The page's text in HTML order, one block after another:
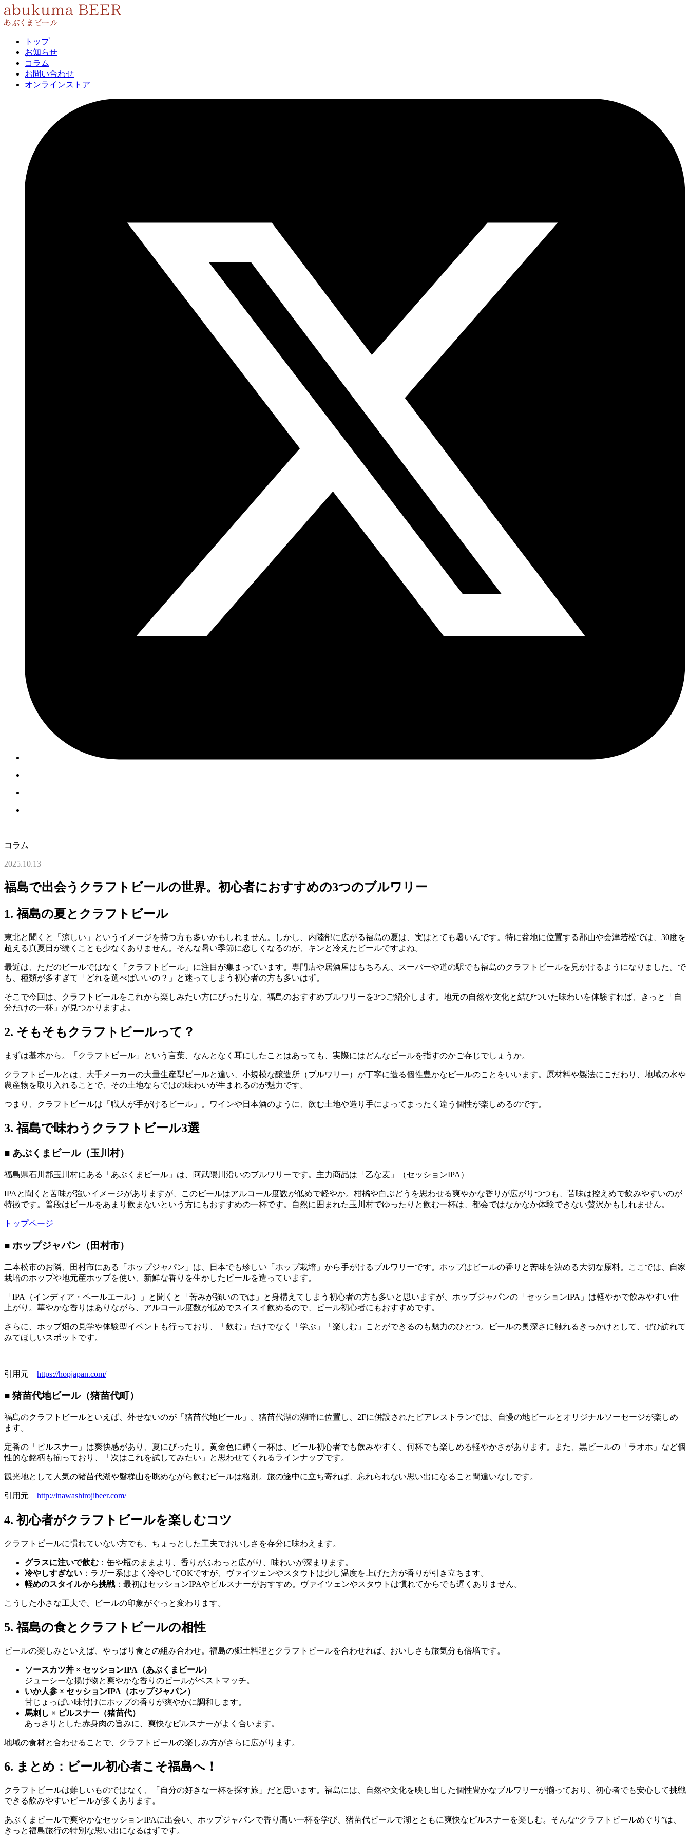
トップ
お知らせ
コラム
お問い合わせ
オンラインストア
コラム
2025.10.13
福島で出会うクラフトビールの世界。初心者におすすめの3つのブルワリー
1. 福島の夏とクラフトビール
東北と聞くと「涼しい」というイメージを持つ方も多いかもしれません。しかし、内陸部に広がる福島の夏は、実はとても暑いんです。特に盆地に位置する郡山や会津若松では、30度を
超える真夏日が続くことも少なくありません。そんな暑い季節に恋しくなるのが、キンと冷えたビールですよね。
最近は、ただのビールではなく「クラフトビール」に注目が集まっています。専門店や居酒屋はもちろん、スーパーや道の駅でも福島のクラフトビールを見かけるようになりました。で
も、種類が多すぎて「どれを選べばいいの？」と迷ってしまう初心者の方も多いはず。
そこで今回は、クラフトビールをこれから楽しみたい方にぴったりな、福島のおすすめブルワリーを3つご紹介します。地元の自然や文化と結びついた味わいを体験すれば、きっと「自
分だけの一杯」が見つかりますよ。
2. そもそもクラフトビールって？
まずは基本から。「クラフトビール」という言葉、なんとなく耳にしたことはあっても、実際にはどんなビールを指すのかご存じでしょうか。
クラフトビールとは、大手メーカーの大量生産型ビールと違い、小規模な醸造所（ブルワリー）が丁寧に造る個性豊かなビールのことをいいます。原材料や製法にこだわり、地域の水や
農産物を取り入れることで、その土地ならではの味わいが生まれるのが魅力です。
つまり、クラフトビールは「職人が手がけるビール」。ワインや日本酒のように、飲む土地や造り手によってまったく違う個性が楽しめるのです。
3. 福島で味わうクラフトビール3選
■ あぶくまビール（玉川村）
福島県石川郡玉川村にある「あぶくまビール」は、阿武隈川沿いのブルワリーです。主力商品は「乙な麦」（セッションIPA）
IPAと聞くと苦味が強いイメージがありますが、このビールはアルコール度数が低めで軽やか。柑橘や白ぶどうを思わせる爽やかな香りが広がりつつも、苦味は控えめで飲みやすいのが
特徴です。普段はビールをあまり飲まないという方にもおすすめの一杯です。自然に囲まれた玉川村でゆったりと飲む一杯は、都会ではなかなか体験できない贅沢かもしれません。
トップページ
■ ホップジャパン（田村市）
二本松市のお隣、田村市にある「ホップジャパン」は、日本でも珍しい「ホップ栽培」から手がけるブルワリーです。ホップはビールの香りと苦味を決める大切な原料。ここでは、自家
栽培のホップや地元産ホップを使い、新鮮な香りを生かしたビールを造っています。
「IPA（インディア・ペールエール）」と聞くと「苦みが強いのでは」と身構えてしまう初心者の方も多いと思いますが、ホップジャパンの「セッションIPA」は軽やかで飲みやすい仕
上がり。華やかな香りはありながら、アルコール度数が低めでスイスイ飲めるので、ビール初心者にもおすすめです。
さらに、ホップ畑の見学や体験型イベントも行っており、「飲む」だけでなく「学ぶ」「楽しむ」ことができるのも魅力のひとつ。ビールの奥深さに触れるきっかけとして、ぜひ訪れて
みてほしいスポットです。
引用元 https://hopjapan.com/
■ 猪苗代地ビール（猪苗代町）
福島のクラフトビールといえば、外せないのが「猪苗代地ビール」。猪苗代湖の湖畔に位置し、2Fに併設されたビアレストランでは、自慢の地ビールとオリジナルソーセージが楽しめ
ます。
定番の「ピルスナー」は爽快感があり、夏にぴったり。黄金色に輝く一杯は、ビール初心者でも飲みやすく、何杯でも楽しめる軽やかさがあります。また、黒ビールの「ラオホ」など個
性的な銘柄も揃っており、「次はこれを試してみたい」と思わせてくれるラインナップです。
観光地として人気の猪苗代湖や磐梯山を眺めながら飲むビールは格別。旅の途中に立ち寄れば、忘れられない思い出になること間違いなしです。
引用元 http://inawashirojibeer.com/
4. 初心者がクラフトビールを楽しむコツ
クラフトビールに慣れていない方でも、ちょっとした工夫でおいしさを存分に味わえます。
グラスに注いで飲む ：缶や瓶のままより、香りがふわっと広がり、味わいが深まります。
冷やしすぎない ：ラガー系はよく冷やしてOKですが、ヴァイツェンやスタウトは少し温度を上げた方が香りが引き立ちます。
軽めのスタイルから挑戦：最初はセッションIPAやピルスナーがおすすめ。ヴァイツェンやスタウトは慣れてからでも遅くありません。
こうした小さな工夫で、ビールの印象がぐっと変わります。
5. 福島の食とクラフトビールの相性
ビールの楽しみといえば、やっぱり食との組み合わせ。福島の郷土料理とクラフトビールを合わせれば、おいしさも旅気分も倍増です。
ソースカツ丼 × セッションIPA（あぶくまビール）
ジューシーな揚げ物と爽やかな香りのビールがベストマッチ。
いか人参 × セッションIPA（ホップジャパン）
甘じょっぱい味付けにホップの香りが爽やかに調和します。
馬刺し × ピルスナー（猪苗代）
あっさりとした赤身肉の旨みに、爽快なピルスナーがよく合います。
地域の食材と合わせることで、クラフトビールの楽しみ方がさらに広がります。
6. まとめ：ビール初心者こそ福島へ！
クラフトビールは難しいものではなく、「自分の好きな一杯を探す旅」だと思います。福島には、自然や文化を映し出した個性豊かなブルワリーが揃っており、初心者でも安心して挑戦
できる飲みやすいビールが多くあります。
あぶくまビールで爽やかなセッションIPAに出会い、ホップジャパンで香り高い一杯を学び、猪苗代ビールで湖とともに爽快なピルスナーを楽しむ。そんな“クラフトビールめぐり”は、
きっと福島旅行の特別な思い出になるはずです。